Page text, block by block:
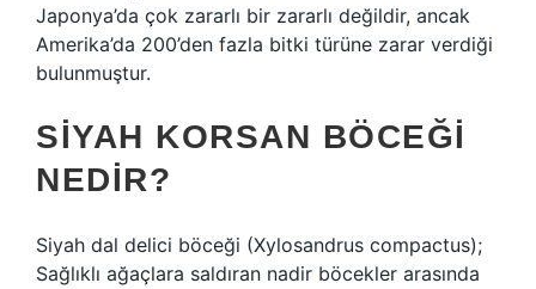
Japonya’da çok zararlı bir zararlı değildir, ancak
Amerika’da 200’den fazla bitki türüne zarar verdiği
bulunmuştur.
SIYAH KORSAN BÖCEĞI
NEDIR?
Siyah dal delici böceği (Xylosandrus compactus);
Sağlıklı ağaçlara saldıran nadir böcekler arasında